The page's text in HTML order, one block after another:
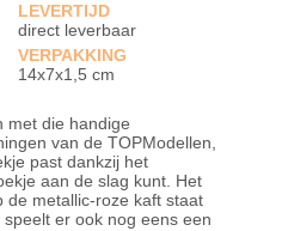
LEVERTIJD
direct leverbaar
VERPAKKING
14x7x1,5 cm
met die handige
van de TOPModellen,
past dankzij het
aan de slag kunt. Het
de metallic-roze kaft staat
er ook nog eens een